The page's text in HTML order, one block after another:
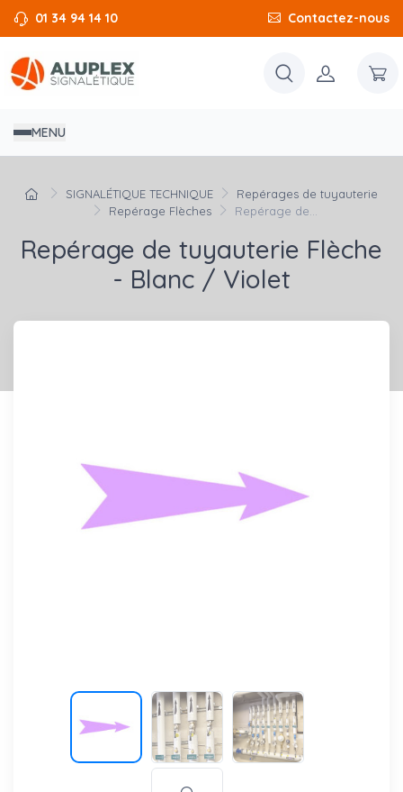
01 34 94 14 10 Contactez-nous
MENU
SIGNALÉTIQUE TECHNIQUE
Repérages de tuyauterie
Repérage Flèches
Repérage de...
Repérage de tuyauterie Flèche
- Blanc / Violet